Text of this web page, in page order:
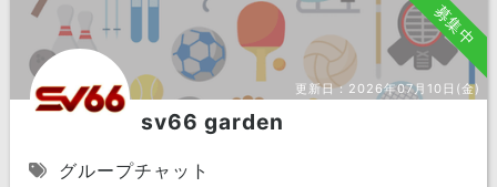
募集中
更新日： 2026年07月10日(金)
sv66 garden
グループチャット